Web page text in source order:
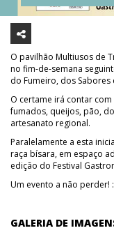
O pavilhão Multiusos de
no fim-de-semana
do Fumeiro, dos
O certame irá contar
fumados, queijos, pão,
artesanato regional.
Paralelamente a esta
raça bísara, em espaço
edição do Festival
Um evento a não perder!
GALERIA DE